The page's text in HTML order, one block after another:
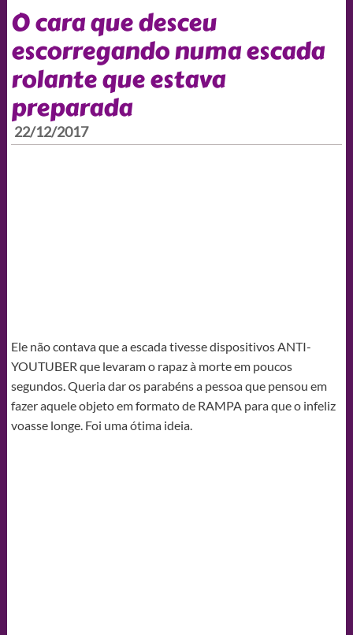
O cara que desceu
escorregando numa escada
rolante que estava
preparada
22/12/2017
Ele não contava que a escada tivesse dispositivos ANTI-
YOUTUBER que levaram o rapaz à morte em poucos
segundos. Queria dar os parabéns a pessoa que pensou em
fazer aquele objeto em formato de RAMPA para que o infeliz
voasse longe. Foi uma ótima ideia.